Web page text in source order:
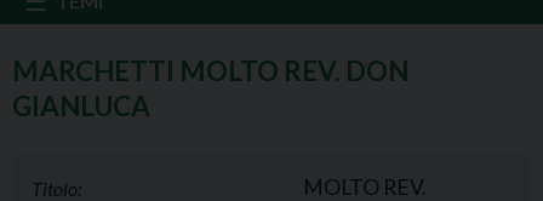
MARCHETTI MOLTO REV. DON
GIANLUCA
Titolo: MOLTO REV.